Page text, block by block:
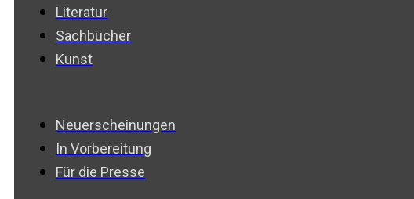
Literatur
Sachbücher
Kunst
Neuerscheinungen
In Vorbereitung
Für die Presse